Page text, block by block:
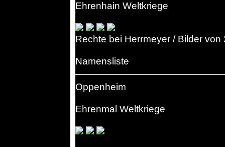
Ehrenhain Weltkriege
Rechte bei Herrmeyer / Bilder von
Namensliste
Oppenheim
Ehrenmal Weltkriege